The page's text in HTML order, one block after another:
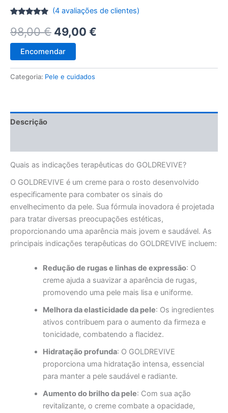
com 4.67
em 5 com
base em
classificações
de
(4avaliações de clientes)
98,00€ O
preço
original
49,00 €
atual
Encomendar
Categoria: Pele e cuidados
Descrição
Quais as indicações terapêuticas do GOLDREVIVE?
O GOLDREVIVE é um creme para o rosto desenvolvido
especificamente para combater os sinais do
envelhecimento da pele. Sua fórmula inovadora é projetada
para tratar diversas preocupações estéticas,
proporcionando uma aparência mais jovem e saudável. As
principais indicações terapêuticas do GOLDREVIVE incluem:
Redução de rugas e linhas de expressão: O
creme ajuda a suavizar a aparência de rugas,
promovendo uma pele mais lisa e uniforme.
Melhora da elasticidade da pele: Os ingredientes
ativos contribuem para o aumento da firmeza e
tonicidade, combatendo a flacidez.
Hidratação profunda: O GOLDREVIVE
proporciona uma hidratação intensa, essencial
para manter a pele saudável e radiante.
Aumento do brilho da pele: Com sua ação
revitalizante, o creme combate a opacidade,